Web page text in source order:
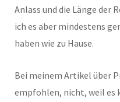
Anlass und die Länge der
ich es aber mindestens
haben wie zu Hause.
Bei meinem Artikel über
empfohlen, nicht, weil es